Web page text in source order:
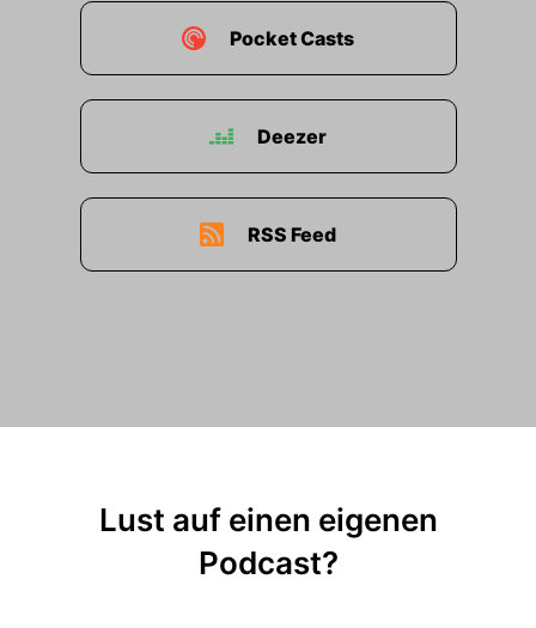
Pocket Casts
Deezer
RSS Feed
Lust auf einen eigenen
Podcast?